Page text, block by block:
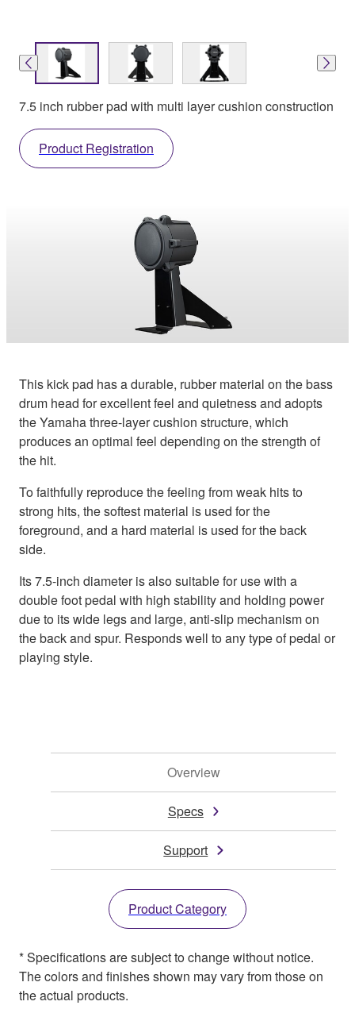
7.5 inch rubber pad with multi layer cushion construction
Product Registration
This kick pad has a durable, rubber material on the bass
drum head for excellent feel and quietness and adopts
the Yamaha three-layer cushion structure, which
produces an optimal feel depending on the strength of
the hit.
To faithfully reproduce the feeling from weak hits to
strong hits, the softest material is used for the
foreground, and a hard material is used for the back
side.
Its 7.5-inch diameter is also suitable for use with a
double foot pedal with high stability and holding power
due to its wide legs and large, anti-slip mechanism on
the back and spur. Responds well to any type of pedal or
playing style.
Overview
Specs
Support
Product Category
* Specifications are subject to change without notice.
The colors and finishes shown may vary from those on
the actual products.